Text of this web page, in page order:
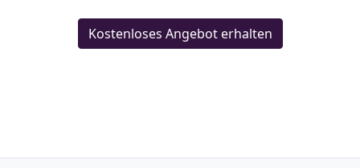
Kostenloses Angebot erhalten